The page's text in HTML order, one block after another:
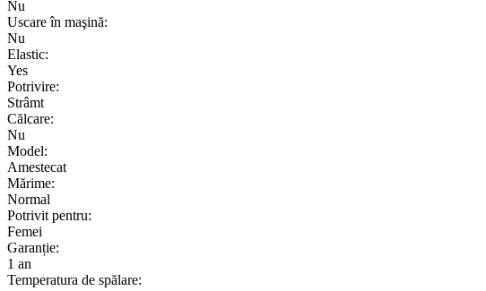
Nu
Uscare în maşină:
Nu
Elastic:
Yes
Potrivire:
Strâmt
Călcare:
Nu
Model:
Amestecat
Mărime:
Normal
Potrivit pentru:
Femei
Garanție:
1 an
Temperatura de spălare: